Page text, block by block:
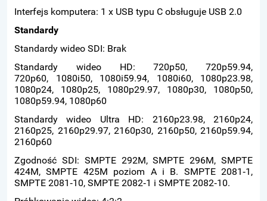
Interfejs komputera: 1 x USB typu C obsługuje USB 2.0
Standardy
Standardy wideo SDI: Brak
Standardy wideo HD: 720p50, 720p59.94,
720p60, 1080i50, 1080i59.94, 1080i60, 1080p23.98,
1080p24, 1080p25, 1080p29.97, 1080p30, 1080p50,
1080p59.94, 1080p60
Standardy wideo Ultra HD: 2160p23.98, 2160p24,
2160p25, 2160p29.97, 2160p30, 2160p50, 2160p59.94,
2160p60
Zgodność SDI: SMPTE 292M, SMPTE 296M, SMPTE
424M, SMPTE 425M poziom A i B. SMPTE 2081‑1,
SMPTE 2081‑10, SMPTE 2082‑1 i SMPTE 2082‑10.